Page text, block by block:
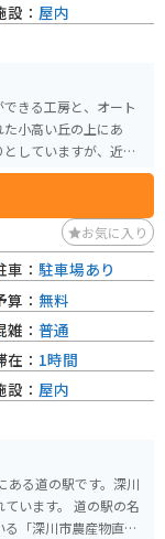
きる工房と、オート
小高い丘の上にあ
していますが、近く
です。
設： 屋内
お気に入り
ある道の駅です。深川
道の駅の名
「深川市農産物直売
車： 駐車場あり
算： 無料
雑： 普通
在： 1時間
設： 屋内